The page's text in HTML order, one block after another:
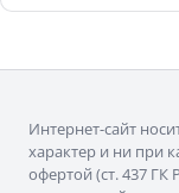
Интернет-сайт
характер и ни при
офертой (ст. 437